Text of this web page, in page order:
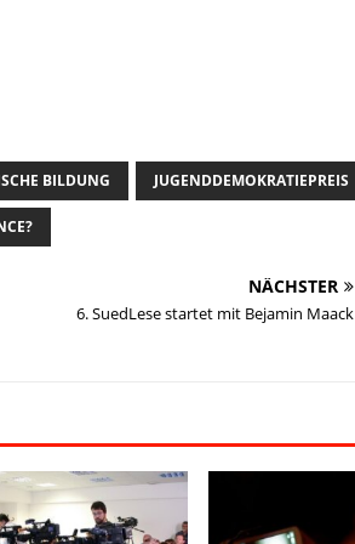
BILDUNG JUGENDDEMOKRATIEPREIS
NÄCHSTER
6. SuedLese startet mit Bejamin Maack